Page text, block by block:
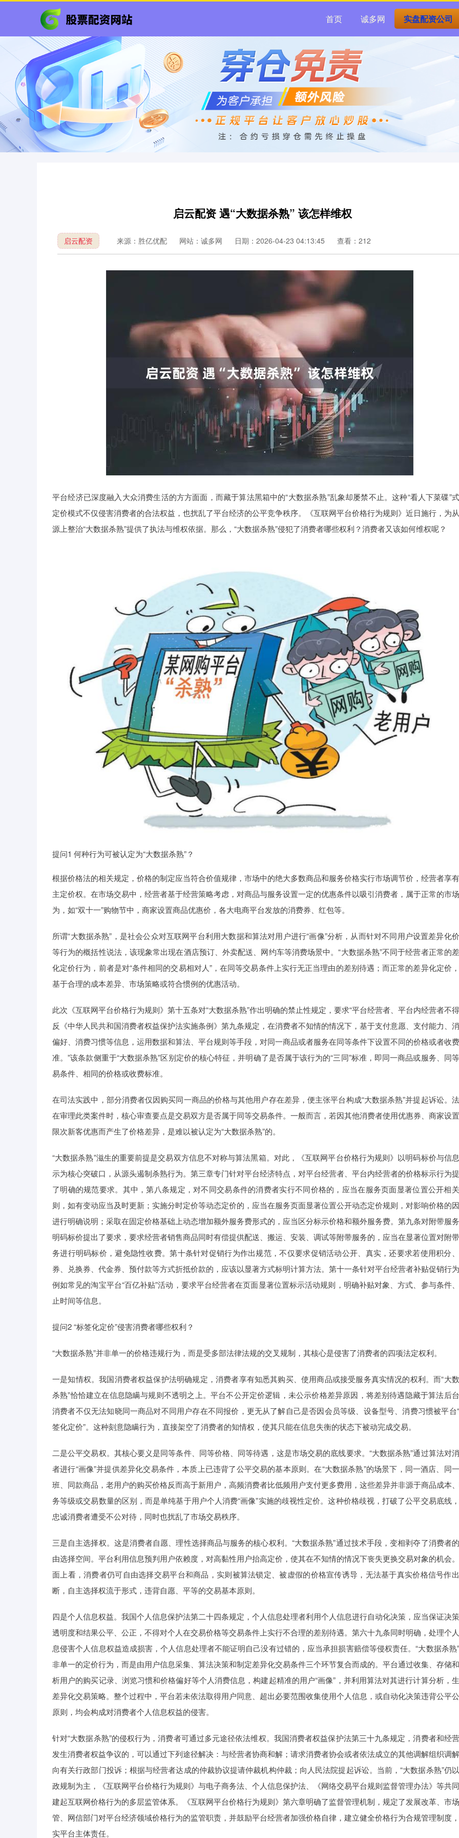
首页 诚多网 实盘配资公司
启云配资 遇“大数据杀熟” 该怎样维权
启云配资 来源：胜亿优配 网站：诚多网 日期：2026-04-23 04:13:45 查看：212
平台经济已深度融入大众消费生活的方方面面，而藏于算法黑箱中的“大数据杀熟”乱象却屡禁不止。这种“看人下菜碟”
定价模式不仅侵害消费者的合法权益，也扰乱了平台经济的公平竞争秩序。《互联网平台价格行为规则》近日施行，为
源上整治“大数据杀熟”提供了执法与维权依据。那么，“大数据杀熟”侵犯了消费者哪些权利？消费者又该如何维权呢？
提问1 何种行为可被认定为“大数据杀熟”？
根据价格法的相关规定，价格的制定应当符合价值规律，市场中的绝大多数商品和服务价格实行市场调节价，经营者享
主定价权。在市场交易中，经营者基于经营策略考虑，对商品与服务设置一定的优惠条件以吸引消费者，属于正常的市
为，如“双十一”购物节中，商家设置商品优惠价，各大电商平台发放的消费券、红包等。
所谓“大数据杀熟”，是社会公众对互联网平台利用大数据和算法对用户进行“画像”分析，从而针对不同用户设置差异化
等行为的概括性说法，该现象常出现在酒店预订、外卖配送、网约车等消费场景中。“大数据杀熟”不同于经营者正常的
化定价行为，前者是对“条件相同的交易相对人”，在同等交易条件上实行无正当理由的差别待遇；而正常的差异化定价
基于合理的成本差异、市场策略或符合惯例的优惠活动。
此次《互联网平台价格行为规则》第十五条对“大数据杀熟”作出明确的禁止性规定，要求“平台经营者、平台内经营者不
反《中华人民共和国消费者权益保护法实施条例》第九条规定，在消费者不知情的情况下，基于支付意愿、支付能力、
偏好、消费习惯等信息，运用数据和算法、平台规则等手段，对同一商品或者服务在同等条件下设置不同的价格或者收
准。”该条款侧重于“大数据杀熟”区别定价的核心特征，并明确了是否属于该行为的“三同”标准，即同一商品或服务、同
易条件、相同的价格或收费标准。
在司法实践中，部分消费者仅因购买同一商品的价格与其他用户存在差异，便主张平台构成“大数据杀熟”并提起诉讼。
在审理此类案件时，核心审查要点是交易双方是否属于同等交易条件。一般而言，若因其他消费者使用优惠券、商家设
限次新客优惠而产生了价格差异，是难以被认定为“大数据杀熟”的。
“大数据杀熟”滋生的重要前提是交易双方信息不对称与算法黑箱。对此，《互联网平台价格行为规则》以明码标价与信
示为核心突破口，从源头遏制杀熟行为。第三章专门针对平台经济特点，对平台经营者、平台内经营者的价格标示行为
了明确的规范要求。其中，第八条规定，对不同交易条件的消费者实行不同价格的，应当在服务页面显著位置公开相
则，如有变动应当及时更新；实施分时定价等动态定价的，应当在服务页面显著位置公开动态定价规则，对影响价格的
进行明确说明；采取在固定价格基础上动态增加额外服务费形式的，应当区分标示价格和额外服务费。第九条对附带服
明码标价提出了要求，要求经营者销售商品同时有偿提供配送、搬运、安装、调试等附带服务的，应当在显著位置对附
务进行明码标价，避免隐性收费。第十条针对促销行为作出规范，不仅要求促销活动公开、真实，还要求若使用积分
券、兑换券、代金券、预付款等方式折抵价款的，应该以显著方式标明计算方法。第十一条针对平台经营者补贴促销行为
例如常见的淘宝平台“百亿补贴”活动，要求平台经营者在页面显著位置标示活动规则，明确补贴对象、方式、参与条件
止时间等信息。
提问2 “标签化定价”侵害消费者哪些权利？
“大数据杀熟”并非单一的价格违规行为，而是受多部法律法规的交叉规制，其核心是侵害了消费者的四项法定权利。
一是知情权。我国消费者权益保护法明确规定，消费者享有知悉其购买、使用商品或接受服务真实情况的权利。而“大
杀熟”恰恰建立在信息隐瞒与规则不透明之上。平台不公开定价逻辑，未公示价格差异原因，将差别待遇隐藏于算法后台
消费者不仅无法知晓同一商品对不同用户存在不同报价，更无从了解自己是否因会员等级、设备型号、消费习惯被平台
签化定价”。这种刻意隐瞒行为，直接架空了消费者的知情权，使其只能在信息失衡的状态下被动完成交易。
二是公平交易权。其核心要义是同等条件、同等价格、同等待遇，这是市场交易的底线要求。“大数据杀熟”通过算法对
者进行“画像”并提供差异化交易条件，本质上已违背了公平交易的基本原则。在“大数据杀熟”的场景下，同一酒店、同
班、同款商品，老用户的购买价格反而高于新用户，高频消费者比低频用户支付更多费用，这些差异并非源于商品成本
务等级或交易数量的区别，而是单纯基于用户个人消费“画像”实施的歧视性定价。这种价格歧视，打破了公平交易底线
忠诚消费者遭受不公对待，同时也扰乱了市场交易秩序。
三是自主选择权。这是消费者自愿、理性选择商品与服务的核心权利。“大数据杀熟”通过技术手段，变相剥夺了消费者
由选择空间。平台利用信息预判用户依赖度，对高黏性用户抬高定价，使其在不知情的情况下丧失更换交易对象的机会
面上看，消费者仍可自由选择交易平台和商品，实则被算法锁定、被虚假的价格宣传诱导，无法基于真实价格信号作
断，自主选择权流于形式，违背自愿、平等的交易基本原则。
四是个人信息权益。我国个人信息保护法第二十四条规定，个人信息处理者利用个人信息进行自动化决策，应当保证决
透明度和结果公平、公正，不得对个人在交易价格等交易条件上实行不合理的差别待遇。第六十九条同时明确，处理个
息侵害个人信息权益造成损害，个人信息处理者不能证明自己没有过错的，应当承担损害赔偿等侵权责任。“大数据杀熟
非单一的定价行为，而是由用户信息采集、算法决策和制定差异化交易条件三个环节复合而成的。平台通过收集、存储
析用户的购买记录、浏览习惯和价格偏好等个人消费信息，构建起精准的用户“画像”，并利用算法对其进行计算分析，
差异化交易策略。整个过程中，平台若未依法取得用户同意、超出必要范围收集使用个人信息，或自动化决策违背公平
原则，均会构成对消费者个人信息权益的侵害。
针对“大数据杀熟”的侵权行为，消费者可通过多元途径依法维权。我国消费者权益保护法第三十九条规定，消费者和经
发生消费者权益争议的，可以通过下列途径解决：与经营者协商和解；请求消费者协会或者依法成立的其他调解组织调解
向有关行政部门投诉；根据与经营者达成的仲裁协议提请仲裁机构仲裁；向人民法院提起诉讼。当前，“大数据杀熟”仍
政规制为主，《互联网平台价格行为规则》与电子商务法、个人信息保护法、《网络交易平台规则监督管理办法》等共
建起互联网价格行为的多层监管体系。《互联网平台价格行为规则》第六章明确了监督管理机制，规定了发展改革、市
管、网信部门对平台经济领域价格行为的监管职责，并鼓励平台经营者加强价格自律，建立健全价格行为合规管理制度
实平台主体责任。